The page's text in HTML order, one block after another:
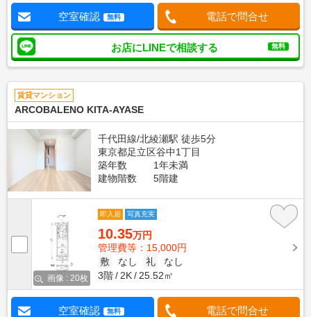
空室確認 無料 電話で問合せ
お店にLINEで相談する 無料
賃貸マンション
ARCOBALENO KITA-AYASE
千代田線/北綾瀬駅 徒歩5分
東京都足立区谷中1丁目
築年数
1年未満
建物階数
5階建
画像 : 20枚
即入居 写真充実
10.35万円
管理費等：15,000円
敷
なし 礼
なし
3階
2K 25.52㎡
空室確認 無料 電話で問合せ